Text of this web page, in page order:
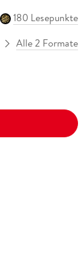
180 Lesepunkte
Alle 2 Formate